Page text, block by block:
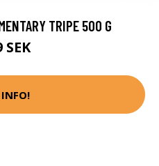
TRIPE 500 G
SEK
INFO!